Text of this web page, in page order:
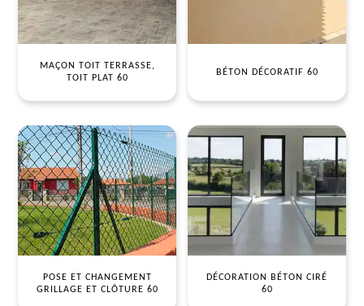
MAÇON TOIT TERRASSE,
TOIT PLAT 60
BÉTON DÉCORATIF 60
POSE ET CHANGEMENT
GRILLAGE ET CLÔTURE 60
DÉCORATION BÉTON CIRÉ
60